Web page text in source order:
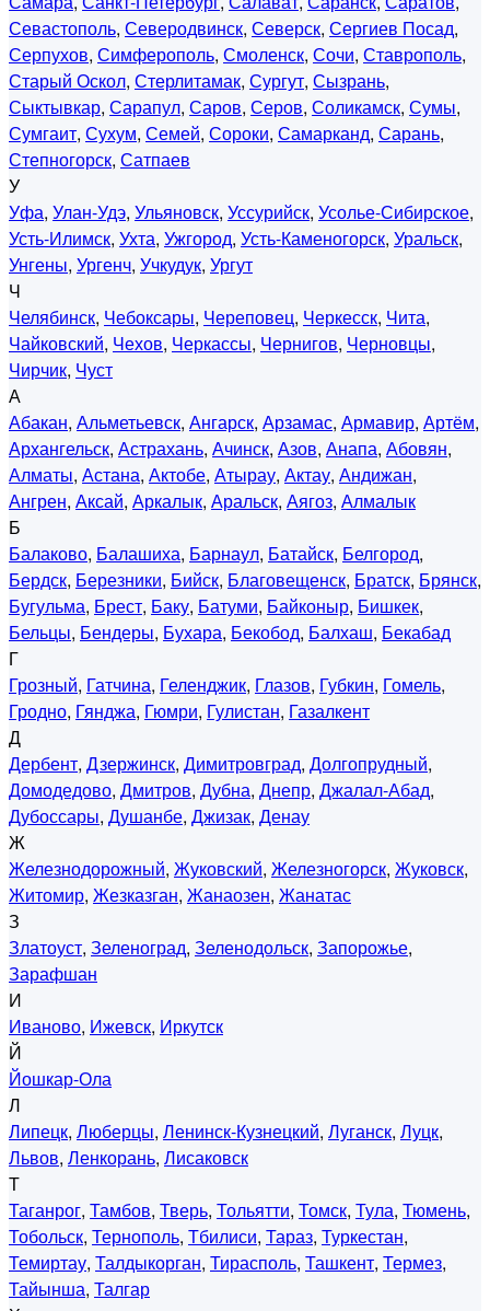
Севастополь, Северодвинск, Северск, Сергиев Посад,
Серпухов, Симферополь, Смоленск, Сочи, Ставрополь,
Старый Оскол, Стерлитамак, Сургут, Сызрань,
Сыктывкар, Сарапул, Саров, Серов, Соликамск, Сумы,
Сумгаит, Сухум, Семей, Сороки, Самарканд, Сарань,
Степногорск, Сатпаев
У
Уфа, Улан-Удэ, Ульяновск, Уссурийск, Усолье-Сибирское,
Усть-Илимск, Ухта, Ужгород, Усть-Каменогорск, Уральск,
Унгены, Ургенч, Учкудук, Ургут
Ч
Челябинск, Чебоксары, Череповец, Черкесск, Чита,
Чайковский, Чехов, Черкассы, Чернигов, Черновцы,
Чирчик, Чуст
А
Абакан, Альметьевск, Ангарск, Арзамас, Армавир, Артём,
Архангельск, Астрахань, Ачинск, Азов, Анапа, Абовян,
Алматы, Астана, Актобе, Атырау, Актау, Андижан,
Ангрен, Аксай, Аркалык, Аральск, Аягоз, Алмалык
Б
Балаково, Балашиха, Барнаул, Батайск, Белгород,
Бердск, Березники, Бийск, Благовещенск, Братск, Брянск,
Бугульма, Брест, Баку, Батуми, Байконыр, Бишкек,
Бельцы, Бендеры, Бухара, Бекобод, Балхаш, Бекабад
Г
Грозный, Гатчина, Геленджик, Глазов, Губкин, Гомель,
Гродно, Гянджа, Гюмри, Гулистан, Газалкент
Д
Дербент, Дзержинск, Димитровград, Долгопрудный,
Домодедово, Дмитров, Дубна, Днепр, Джалал-Абад,
Дубоссары, Душанбе, Джизак, Денау
Ж
Железнодорожный, Жуковский, Железногорск, Жуковск,
Житомир, Жезказган, Жанаозен, Жанатас
З
Златоуст, Зеленоград, Зеленодольск, Запорожье,
Зарафшан
И
Иваново, Ижевск, Иркутск
Й
Йошкар-Ола
Л
Липецк, Люберцы, Ленинск-Кузнецкий, Луганск, Луцк,
Львов, Ленкорань, Лисаковск
Т
Таганрог, Тамбов, Тверь, Тольятти, Томск, Тула, Тюмень,
Тобольск, Тернополь, Тбилиси, Тараз, Туркестан,
Темиртау, Талдыкорган, Тирасполь, Ташкент, Термез,
Тайынша, Талгар